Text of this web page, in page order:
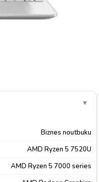
▼
Biznes noutbuku
AMD Ryzen 5 7520U
AMD Ryzen 5 7000 series